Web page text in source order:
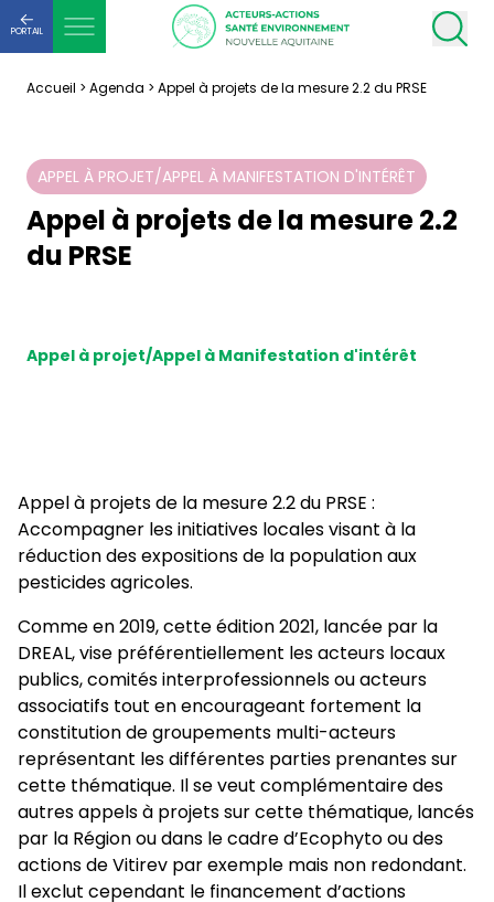
PORTAIL
Accueil > Agenda > Appel à projets de la mesure 2.2 du PRSE
APPEL À PROJET/APPEL À MANIFESTATION D'INTÉRÊT
Appel à projets de la mesure 2.2
du PRSE
Appel à projet/Appel à Manifestation d'intérêt
Appel à projets de la mesure 2.2 du PRSE :
Accompagner les initiatives locales visant à la
réduction des expositions de la population aux
pesticides agricoles.
Comme en 2019, cette édition 2021, lancée par la
DREAL, vise préférentiellement les acteurs locaux
publics, comités interprofessionnels ou acteurs
associatifs tout en encourageant fortement la
constitution de groupements multi-acteurs
représentant les différentes parties prenantes sur
cette thématique. Il se veut complémentaire des
autres appels à projets sur cette thématique, lancés
par la Région ou dans le cadre d’Ecophyto ou des
actions de Vitirev par exemple mais non redondant.
Il exclut cependant le financement d’actions